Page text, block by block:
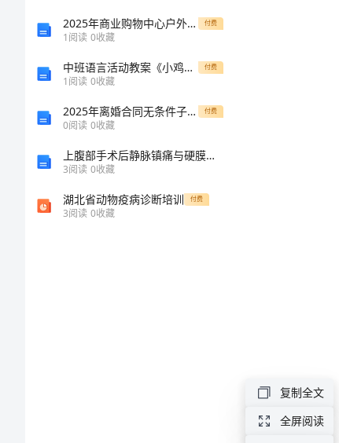
2025年商业购物中心户外广告位租赁合同范文 付费
1阅读 0收藏
中班语言活动教案《小鸡过河》 付费
1阅读 0收藏
2025年离婚合同无条件子女抚养权放弃模板 付费
0阅读 0收藏
上腹部手术后静脉镇痛与硬膜外镇痛的疗效比较
3阅读 0收藏
湖北省动物疫病诊断培训 付费
3阅读 0收藏
复制全文
全屏阅读